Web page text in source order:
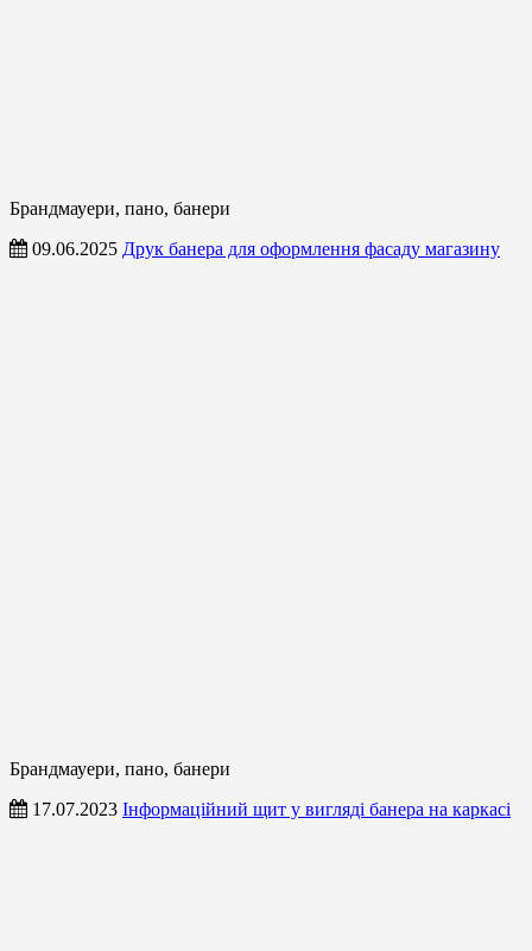
Брандмауери, пано, банери
09.06.2025 Друк банера для оформлення фасаду магазину
Брандмауери, пано, банери
17.07.2023 Інформаційний щит у вигляді банера на каркасі